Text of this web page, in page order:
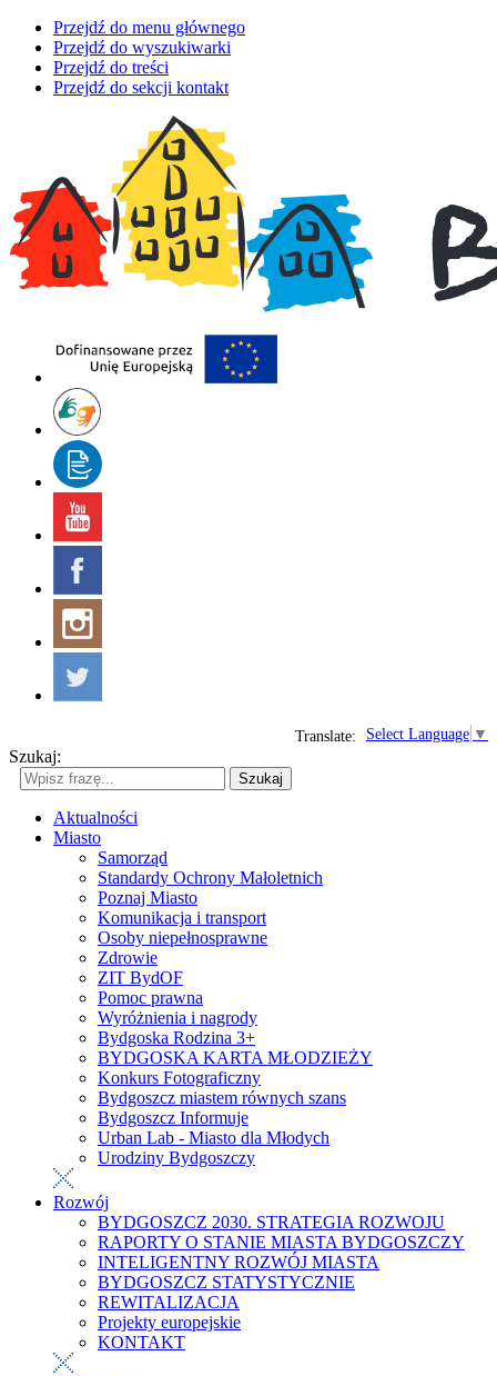
Przejdź do menu głównego
Przejdź do wyszukiwarki
Przejdź do treści
Przejdź do sekcji kontakt
Select Language ▼
Translate:
Szukaj:
Szukaj
Aktualności
Miasto
Samorząd
Standardy Ochrony Małoletnich
Poznaj Miasto
Komunikacja i transport
Osoby niepełnosprawne
Zdrowie
ZIT BydOF
Pomoc prawna
Wyróżnienia i nagrody
Bydgoska Rodzina 3+
BYDGOSKA KARTA MŁODZIEŻY
Konkurs Fotograficzny
Bydgoszcz miastem równych szans
Bydgoszcz Informuje
Urban Lab - Miasto dla Młodych
Urodziny Bydgoszczy
Rozwój
BYDGOSZCZ 2030. STRATEGIA ROZWOJU
RAPORTY O STANIE MIASTA BYDGOSZCZY
INTELIGENTNY ROZWÓJ MIASTA
BYDGOSZCZ STATYSTYCZNIE
REWITALIZACJA
Projekty europejskie
KONTAKT